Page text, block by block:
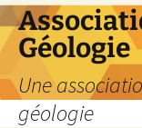
Aller
au
contenu
Géologie
Une
géologie